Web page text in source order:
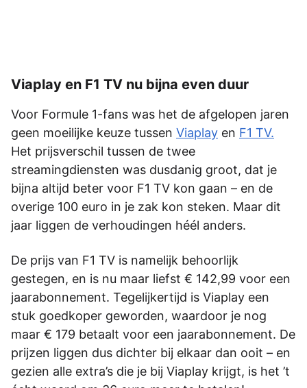
Viaplay en F1 TV nu bijna even duur
Voor Formule 1-fans was het de afgelopen jaren
geen moeilijke keuze tussen Viaplay en F1 TV.
Het prijsverschil tussen de twee
streamingdiensten was dusdanig groot, dat je
bijna altijd beter voor F1 TV kon gaan – en de
overige 100 euro in je zak kon steken. Maar dit
jaar liggen de verhoudingen héél anders.
De prijs van F1 TV is namelijk behoorlijk
gestegen, en is nu maar liefst € 142,99 voor een
jaarabonnement. Tegelijkertijd is Viaplay een
stuk goedkoper geworden, waardoor je nog
maar € 179 betaalt voor een jaarabonnement. De
prijzen liggen dus dichter bij elkaar dan ooit – en
gezien alle extra’s die je bij Viaplay krijgt, is het ’t